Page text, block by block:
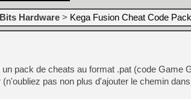
[GK] Beast of
[GK] Ubisoft : fin de partie
[GK] Mémoire cash -
[GK] Dan Houser (GTA)
[GK] Comment EA Sports
[GK] Crimson Moon : un
[GK] Isle of Reveries : le
[GK] Moonlighter 2 : The
[GK] Capcom relance
Hardware > Kega Fusion Cheat Code
pack de cheats au format .pat (code Game
pas non plus d'ajouter le chemin